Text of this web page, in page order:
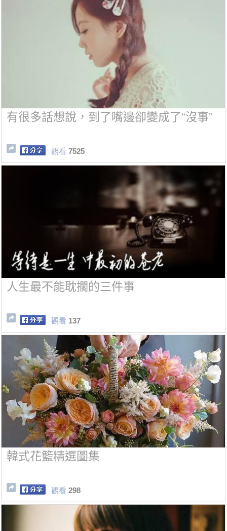
有很多話想說，到了嘴邊卻變​​成了“沒事”
觀看 7525
人生最不能耽擱的三件事
觀看 137
韓式花籃精選圖集
觀看 298